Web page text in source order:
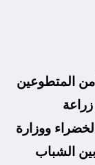
من المتطوعين
ووزارة
الشباب